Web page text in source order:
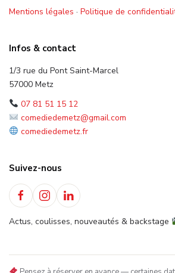
Mentions légales · Politique de
Infos & contact
1/3 rue du Pont Saint-Marcel
57000 Metz
07 81 51 15 12
comediedemetz@gmail.com
comediedemetz.fr
Suivez-nous
Actus, coulisses, nouveautés & backstage